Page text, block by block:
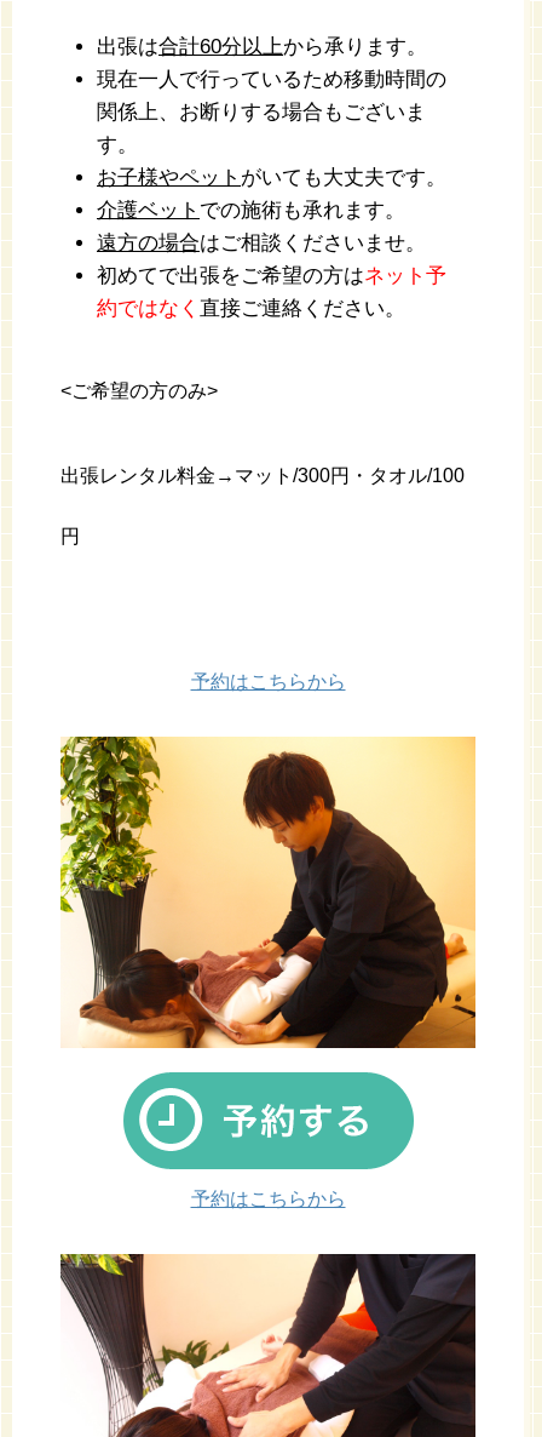
出張は合計60分以上から承ります。
現在一人で行っているため移動時間の
関係上、お断りする場合もございま
す。
お子様やペット がいても大丈夫です。
介護ベット での施術も承れます。
遠方の場合はご相談くださいませ。
初めてで出張をご希望の方はネット予
約ではなく 直接ご連絡ください。
<ご希望の方のみ>
出張レンタル料金→マット /300円・タオル/100
円
予約はこちらから
予約はこちらから